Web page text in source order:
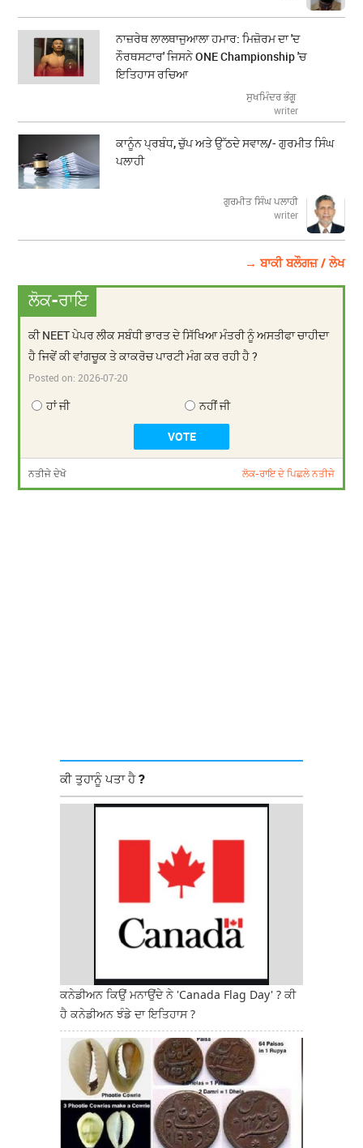
ਨਾਜ਼ਰੇਥ ਲਾਲਥਾਜੁਆਲਾ ਹਮਾਰ: ਮਿਜ਼ੋਰਮ ਦਾ 'ਦ
ਨੌਰਥਸਟਾਰ' ਜਿਸਨੇ ONE Championship 'ਚ
ਇਤਿਹਾਸ ਰਚਿਆ
ਸੁਖਮਿੰਦਰ ਭੰਗੂ
writer
ਕਾਨੂੰਨ ਪ੍ਰਬੰਧ, ਚੁੱਪ ਅਤੇ ਉੱਠਦੇ ਸਵਾਲ/- ਗੁਰਮੀਤ ਸਿੰਘ
ਪਲਾਹੀ
ਗੁਰਮੀਤ ਸਿੰਘ ਪਲਾਹੀ
writer
→ ਬਾਕੀ ਬਲੌਗਜ਼ / ਲੇਖ
ਲੋਕ-ਰਾਇ
ਕੀ NEET ਪੇਪਰ ਲੀਕ ਸਬੰਧੀ ਭਾਰਤ ਦੇ ਸਿੱਖਿਆ ਮੰਤਰੀ ਨੂੰ ਅਸਤੀਫਾ ਚਾਹੀਦਾ
ਹੈ ਜਿਵੇਂ ਕੀ ਵਾਂਗਚੂਕ ਤੇ ਕਾਕਰੋਚ ਪਾਰਟੀ ਮੰਗ ਕਰ ਰਹੀ ਹੈ ?
Posted on:2026-07-20
ਹਾਂ ਜੀ ਨਹੀਂ ਜੀ
ਨਤੀਜੇ ਦੇਖੋ ਲੋਕ-ਰਾਇ ਦੇ ਪਿਛਲੇ ਨਤੀਜੇ
ਕੀ ਤੁਹਾਨੂੰ ਪਤਾ ਹੈ ?
ਕਨੇਡੀਅਨ ਕਿਉਂ ਮਨਾਉਂਦੇ ਨੇ 'Canada Flag Day' ? ਕੀ
ਹੈ ਕਨੇਡੀਅਨ ਝੰਡੇ ਦਾ ਇਤਿਹਾਸ ?